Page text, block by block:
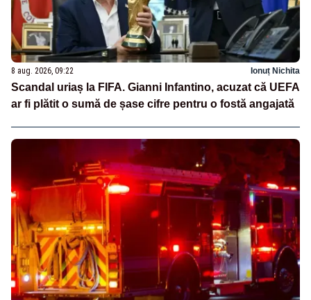
8 aug. 2026, 09:22 Ionuț Nichita
Scandal uriaș la FIFA. Gianni Infantino, acuzat că UEFA
ar fi plătit o sumă de șase cifre pentru o fostă angajată